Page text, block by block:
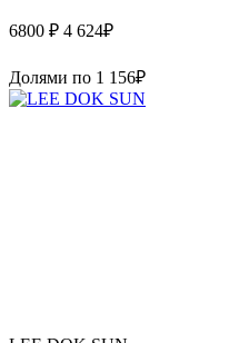
6800 ₽ 4 624₽
Долями по 1 156₽